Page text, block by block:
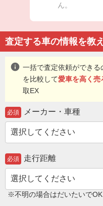
ん。
査定する車の情報を教
info 一括で査定依頼ができ
を比較して愛車を高く売
取EX
必須 メーカー・車種
必須 走行距離
※不明の場合はだいたいでOK